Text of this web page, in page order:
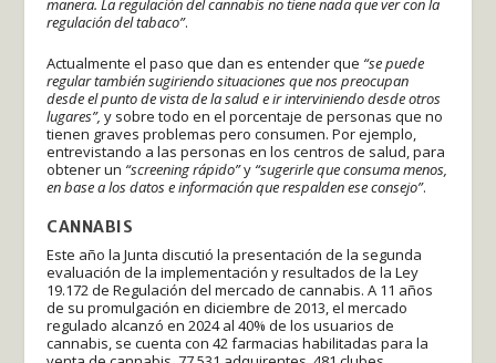
manera. La regulación del cannabis no tiene nada que ver con la
regulación del tabaco”.
Actualmente el paso que dan es entender que “se puede
regular también sugiriendo situaciones que nos preocupan
desde el punto de vista de la salud e ir interviniendo desde otros
lugares”, y sobre todo en el porcentaje de personas que no
tienen graves problemas pero consumen. Por ejemplo,
entrevistando a las personas en los centros de salud, para
obtener un “screening rápido”y “sugerirle que consuma menos,
en base a los datos e información que respalden ese consejo”.
CANNABIS
Este año la Junta discutió la presentación de la segunda
evaluación de la implementación y resultados de la Ley
19.172 de Regulación del mercado de cannabis. A 11 años
de su promulgación en diciembre de 2013, el mercado
regulado alcanzó en 2024 al 40% de los usuarios de
cannabis, se cuenta con 42 farmacias habilitadas para la